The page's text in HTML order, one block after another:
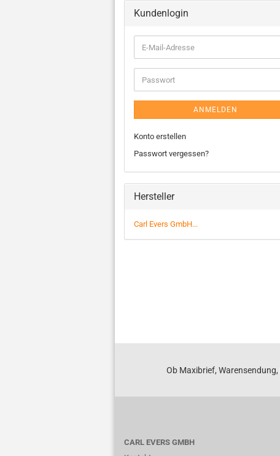
Kundenlogin
ANMELDEN
Konto erstellen
Passwort vergessen?
Hersteller
Carl Evers GmbH...
Ob Maxibrief,
CARL EVERS GMBH